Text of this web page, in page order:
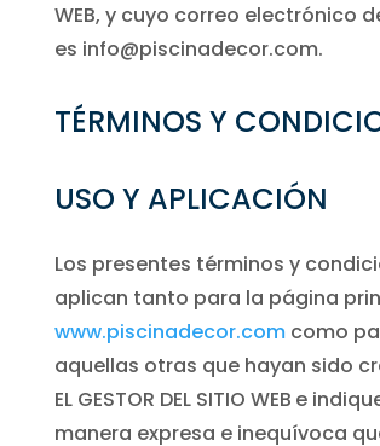
WEB, y cuyo correo electrónico
es info@piscinadecor.com.
TÉRMINOS Y
USO Y APLICACIÓN
Los presentes términos y
aplican tanto para la página
www.piscinadecor.comcomo
aquellas otras que hayan sido
EL GESTOR DEL SITIO WEB e
manera expresa e inequívoca